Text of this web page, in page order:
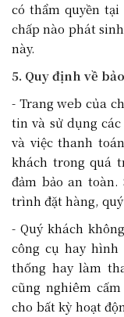
có thẩm quyền
chấp nào phát
này.
5. Quy định về
- Trang web của
tin và sử dụng
và việc thanh
khách trong quá
đảm bảo an
trình đặt hàng,
- Quý khách
công cụ hay hình
thống hay làm
cũng nghiêm
cho bất kỳ hoạt